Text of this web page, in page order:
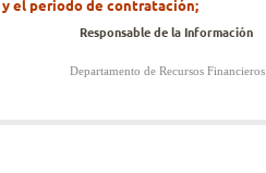
el periodo de contratación;
Responsable de la Información
Departamento de Recursos Financieros